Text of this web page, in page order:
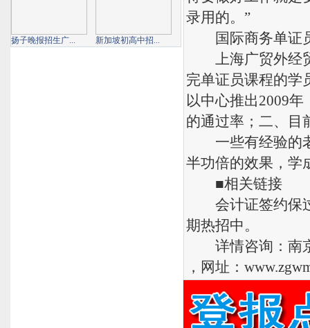
录用的。”
国际商务单证
上海广贸外经贸
完单证员课程的学
以中心推出2009
的通过率；二、目
一些有经验的老
半功倍的效果，学
■相关链接
会计证签约保过
期热招中。
详情咨询：南京
，网址：
扬子晚报招生广... 新加坡初高中招...